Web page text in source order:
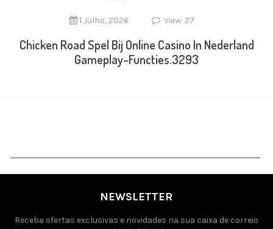
1 Julho, 2026 View: 27
Chicken Road Spel Bij Online Casino In Nederland
Gameplay-Functies.3293
NEWSLETTER
Receba ofertas exclusivas e novidades na sua caixa de correio